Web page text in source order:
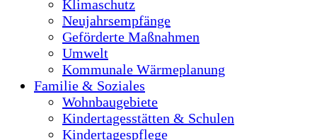
Klimaschutz
Neujahrsempfänge
Geförderte Maßnahmen
Umwelt
Kommunale Wärmeplanung
Familie & Soziales
Wohnbaugebiete
Kindertagesstätten & Schulen
Kindertagespflege